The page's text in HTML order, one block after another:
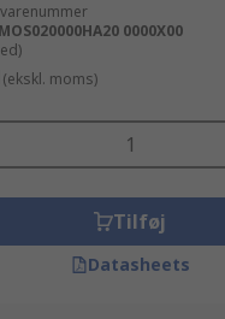
0000X00
(ekskl. moms)
Tilføj
Datasheets